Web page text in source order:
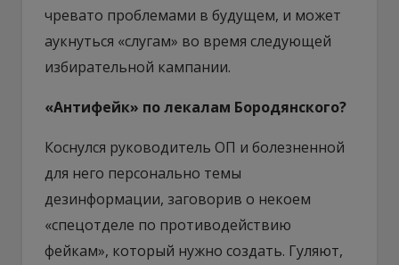
чревато проблемами в будущем, и может
аукнуться «слугам» во время следующей
избирательной кампании.
«Антифейк» по лекалам Бородянского?
Коснулся руководитель ОП и болезненной
для него персонально темы
дезинформации, заговорив о некоем
«спецотделе по противодействию
фейкам», который нужно создать. Гуляют,